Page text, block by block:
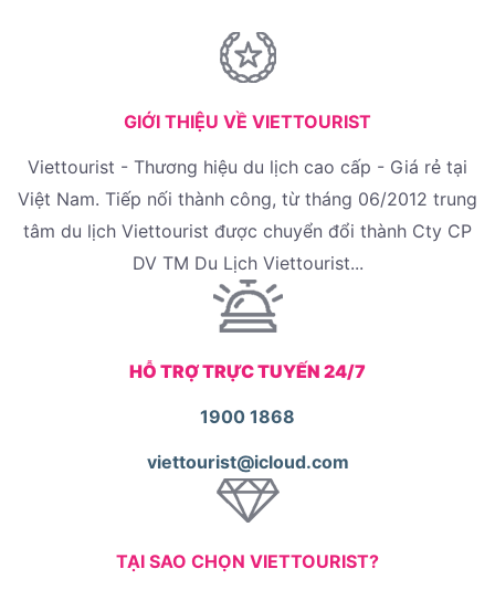
GIỚI THIỆU VỀ VIETTOURIST
Viettourist - Thương hiệu du lịch cao cấp - Giá rẻ tại
Việt Nam. Tiếp nối thành công, từ tháng 06/2012 trung
tâm du lịch Viettourist được chuyển đổi thành Cty CP
DV TM Du Lịch Viettourist...
HỖ TRỢ TRỰC TUYẾN 24/7
1900 1868
viettourist@icloud.com
TẠI SAO CHỌN VIETTOURIST?